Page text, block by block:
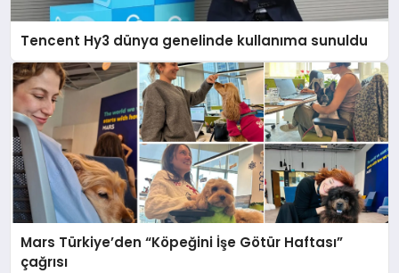
Tencent Hy3 dünya genelinde kullanıma sunuldu
Mars Türkiye’den “Köpeğini İşe Götür Haftası”
çağrısı